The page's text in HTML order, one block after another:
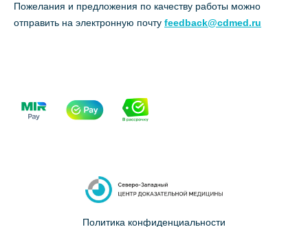
Пожелания и предложения по качеству работы можно
отправить на электронную почту feedback@cdmed.ru
Политика конфиденциальности